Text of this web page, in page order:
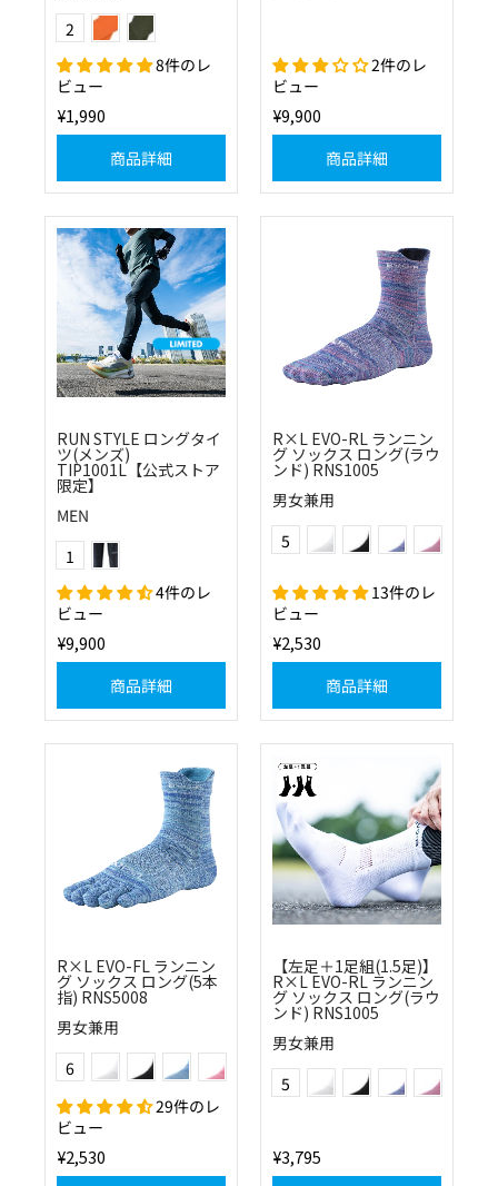
Color
2
8件のレ
ビュー
¥1,990
商品詳細
2件のレ
ビュー
¥9,900
商品詳細
RUN STYLE ロングタイ
ツ(メンズ)
TIP1001L【公式ストア
限定】
MEN
Color
1
4件のレ
ビュー
¥9,900
商品詳細
R×L EVO-RL ランニン
グ ソックス ロング(ラウ
ンド) RNS1005
男女兼用
Color
5
(60)グリーン
13件のレ
ビュー
¥2,530
商品詳細
R×L EVO-FL ランニン
グ ソックス ロング(5本
指) RNS5008
男女兼用
Color
6
(55)オレンジ(80)ブラウン
29件のレ
ビュー
¥2,530
【左足＋1足組(1.5足)】
R×L EVO-RL ランニン
グ ソックス ロング(ラウ
ンド) RNS1005
男女兼用
Color
5
(60)グリーン
¥3,795